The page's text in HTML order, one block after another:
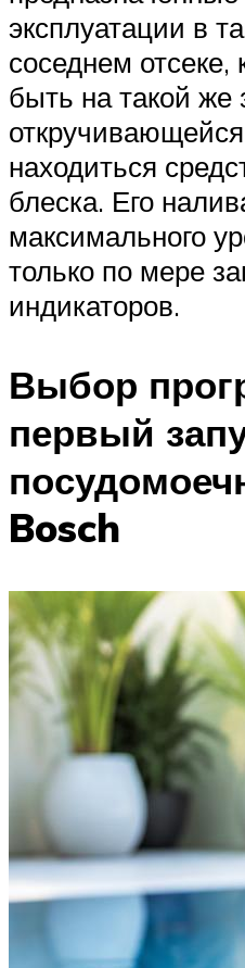
эксплуатации в
соседнем
быть на такой же
находиться
блеска. Его
максимального
только по мере
индикаторов.
Выбор
первый
Bosch